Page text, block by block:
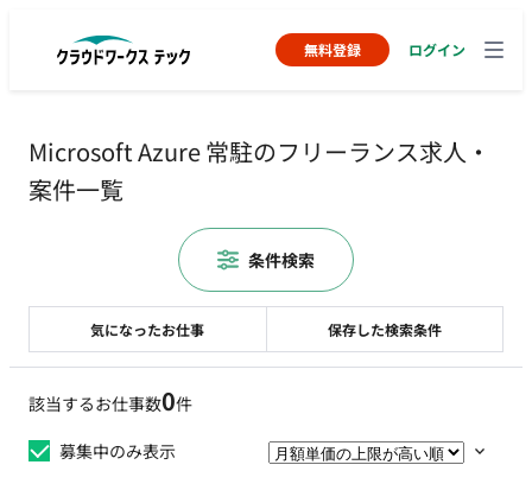
無料登録 ログイン
Microsoft Azure 常駐のフリーランス求人・
案件一覧
該当するお仕事数0件
募集中のみ表示
気になったお仕事 保存した検索条件
条件検索